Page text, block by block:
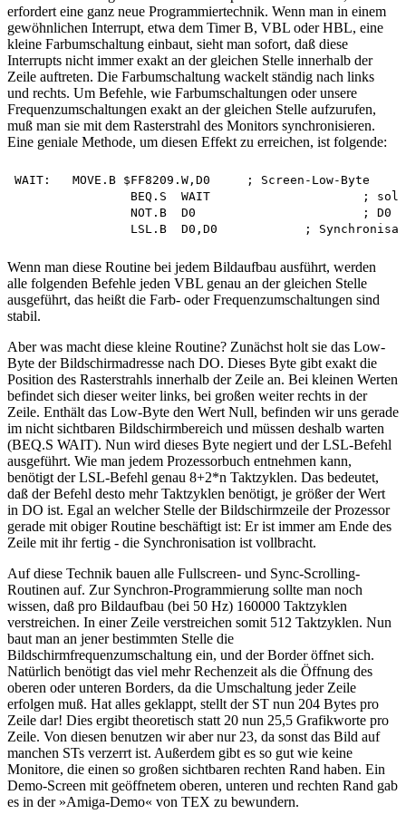
erfordert eine ganz neue Programmiertechnik. Wenn man in einem
gewöhnlichen Interrupt, etwa dem Timer B, VBL oder HBL, eine
kleine Farbumschaltung einbaut, sieht man sofort, daß diese
Interrupts nicht immer exakt an der gleichen Stelle innerhalb der
Zeile auftreten. Die Farbumschaltung wackelt ständig nach links
und rechts. Um Befehle, wie Farbumschaltungen oder unsere
Frequenzumschaltungen exakt an der gleichen Stelle aufzurufen,
muß man sie mit dem Rasterstrahl des Monitors synchronisieren.
Eine geniale Methode, um diesen Effekt zu erreichen, ist folgende:
WAIT: 	MOVE.B $FF8209.W,D0	; Screen-Low-Byte
Wenn man diese Routine bei jedem Bildaufbau ausführt, werden
alle folgenden Befehle jeden VBL genau an der gleichen Stelle
ausgeführt, das heißt die Farb- oder Frequenzumschaltungen sind
stabil.
Aber was macht diese kleine Routine? Zunächst holt sie das Low-
Byte der Bildschirmadresse nach DO. Dieses Byte gibt exakt die
Position des Rasterstrahls innerhalb der Zeile an. Bei kleinen Werten
befindet sich dieser weiter links, bei großen weiter rechts in der
Zeile. Enthält das Low-Byte den Wert Null, befinden wir uns gerade
im nicht sichtbaren Bildschirmbereich und müssen deshalb warten
(BEQ.S WAIT). Nun wird dieses Byte negiert und der LSL-Befehl
ausgeführt. Wie man jedem Prozessorbuch entnehmen kann,
benötigt der LSL-Befehl genau 8+2*n Taktzyklen. Das bedeutet,
daß der Befehl desto mehr Taktzyklen benötigt, je größer der Wert
in DO ist. Egal an welcher Stelle der Bildschirmzeile der Prozessor
gerade mit obiger Routine beschäftigt ist: Er ist immer am Ende des
Zeile mit ihr fertig - die Synchronisation ist vollbracht.
Auf diese Technik bauen alle Fullscreen- und Sync-Scrolling-
Routinen auf. Zur Synchron-Programmierung sollte man noch
wissen, daß pro Bildaufbau (bei 50 Hz) 160000 Taktzyklen
verstreichen. In einer Zeile verstreichen somit 512 Taktzyklen. Nun
baut man an jener bestimmten Stelle die
Bildschirmfrequenzumschaltung ein, und der Border öffnet sich.
Natürlich benötigt das viel mehr Rechenzeit als die Öffnung des
oberen oder unteren Borders, da die Umschaltung jeder Zeile
erfolgen muß. Hat alles geklappt, stellt der ST nun 204 Bytes pro
Zeile dar! Dies ergibt theoretisch statt 20 nun 25,5 Grafikworte pro
Zeile. Von diesen benutzen wir aber nur 23, da sonst das Bild auf
manchen STs verzerrt ist. Außerdem gibt es so gut wie keine
Monitore, die einen so großen sichtbaren rechten Rand haben. Ein
Demo-Screen mit geöffnetem oberen, unteren und rechten Rand gab
es in der »Amiga-Demo« von TEX zu bewundern.